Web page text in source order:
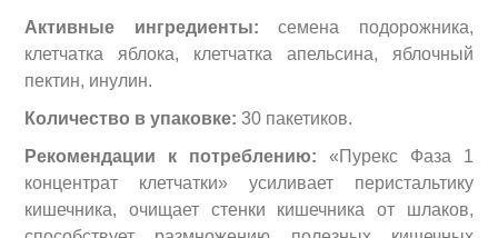
Активные ингредиенты: семена подорожника,
клетчатка яблока, клетчатка апельсина, яблочный
пектин, инулин.
Количество в упаковке: 30 пакетиков.
Рекомендации к потреблению: «Пурекс Фаза 1
концентрат клетчатки» усиливает перистальтику
кишечника, очищает стенки кишечника от шлаков,